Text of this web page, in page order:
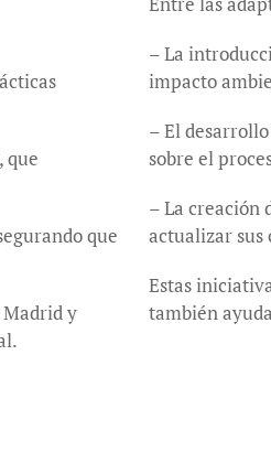
que
que
Madrid y
– La
impacto
– El
sobre el
– La creación
actualizar sus
Estas
también